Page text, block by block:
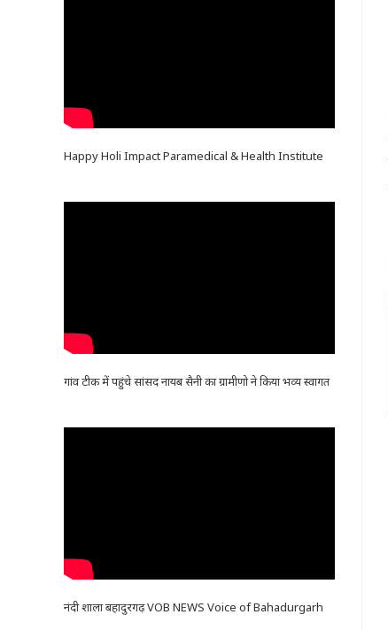
Happy Holi Impact Paramedical & Health Institute
गांव टीक में पहुंचे सांसद नायब सैनी का ग्रामीणो ने किया भव्य स्वागत
नंदी शाला बहादुरगढ़ VOB NEWS Voice of Bahadurgarh